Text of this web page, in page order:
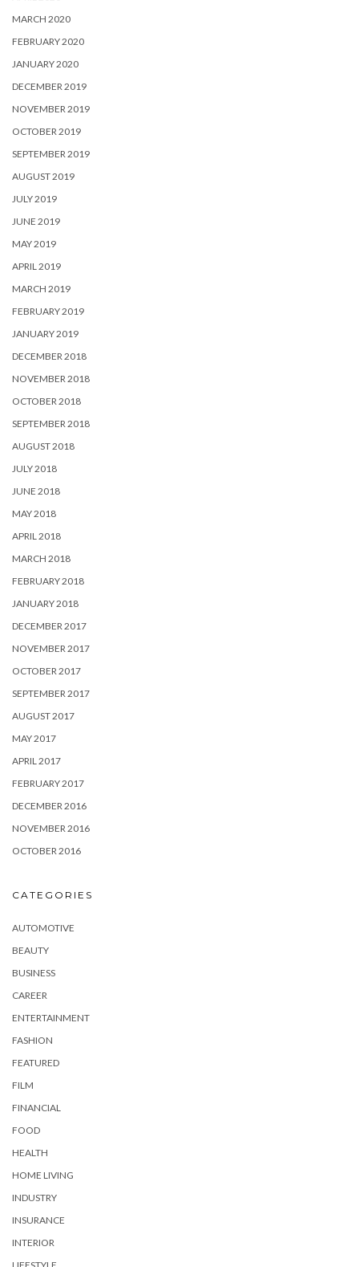
MARCH 2020
FEBRUARY 2020
JANUARY 2020
DECEMBER 2019
NOVEMBER 2019
OCTOBER 2019
SEPTEMBER 2019
AUGUST 2019
JULY 2019
JUNE 2019
MAY 2019
APRIL 2019
MARCH 2019
FEBRUARY 2019
JANUARY 2019
DECEMBER 2018
NOVEMBER 2018
OCTOBER 2018
SEPTEMBER 2018
AUGUST 2018
JULY 2018
JUNE 2018
MAY 2018
APRIL 2018
MARCH 2018
FEBRUARY 2018
JANUARY 2018
DECEMBER 2017
NOVEMBER 2017
OCTOBER 2017
SEPTEMBER 2017
AUGUST 2017
MAY 2017
APRIL 2017
FEBRUARY 2017
DECEMBER 2016
NOVEMBER 2016
OCTOBER 2016
CATEGORIES
AUTOMOTIVE
BEAUTY
BUSINESS
CAREER
ENTERTAINMENT
FASHION
FEATURED
FILM
FINANCIAL
FOOD
HEALTH
HOME LIVING
INDUSTRY
INSURANCE
INTERIOR